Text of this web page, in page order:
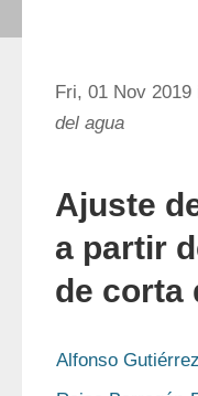
Fri, 01 Nov 2019
del agua
Ajuste
a partir
de corta
Alfonso